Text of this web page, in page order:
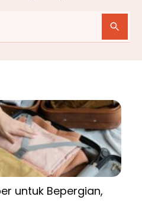
untuk Bepergian,